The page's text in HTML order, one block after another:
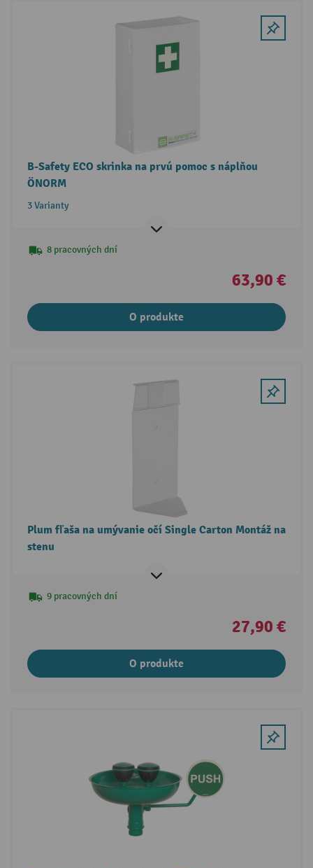
B-Safety ECO skrinka na prvú pomoc s náplňou
ÖNORM
3 Varianty
8 pracovných dní
63,90 €
O produkte
Plum fľaša na umývanie očí Single Carton Montáž na
stenu
9 pracovných dní
27,90 €
O produkte